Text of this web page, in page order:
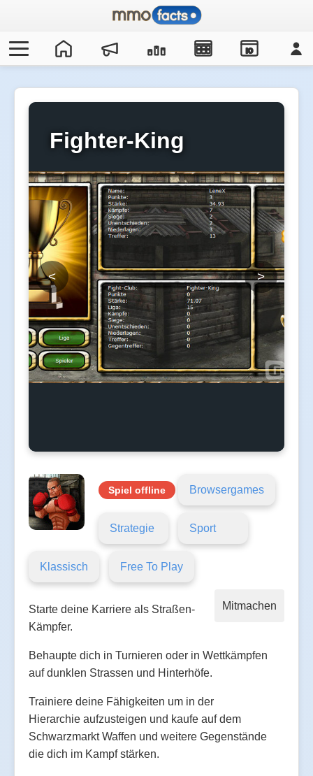
IO
Fighter-King
< >
Spiel offline Browsergames
Strategie Sport
Klassisch Free To Play
Mitmachen
Starte deine Karriere als Straßen-
Kämpfer.
Behaupte dich in Turnieren oder in Wettkämpfen
auf dunklen Strassen und Hinterhöfe.
Trainiere deine Fähigkeiten um in der
Hierarchie aufzusteigen und kaufe auf dem
Schwarzmarkt Waffen und weitere Gegenstände
die dich im Kampf stärken.